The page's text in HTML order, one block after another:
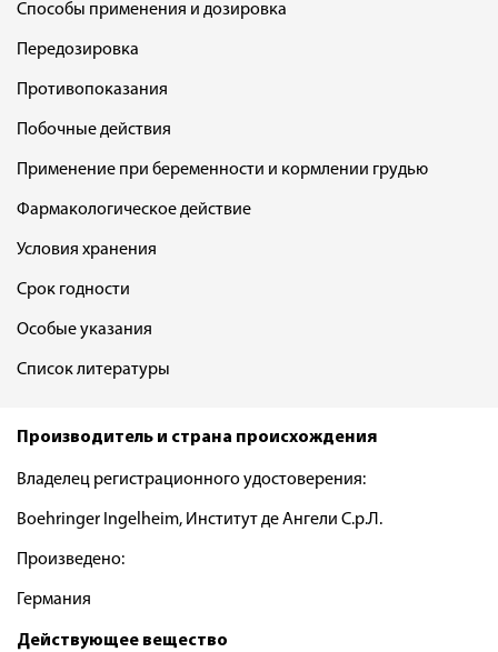
Способы применения и дозировка
Передозировка
Противопоказания
Побочные действия
Применение при беременности и кормлении грудью
Фармакологическое действие
Условия хранения
Срок годности
Особые указания
Список литературы
Производитель и страна происхождения
Владелец регистрационного удостоверения:
Boehringer Ingelheim, Институт де Ангели С.р.Л.
Произведено:
Германия
Действующее вещество